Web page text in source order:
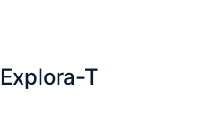
Explora-T